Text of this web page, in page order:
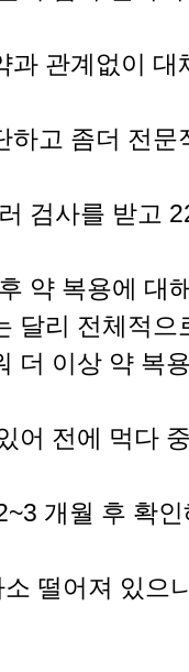
과 관계없이
하고 좀더 전
검사를 받고
약 복용에 대
달리 전체적으
더 이상 약 복
어 전에 먹다
개월 후 확
떨어져 있으